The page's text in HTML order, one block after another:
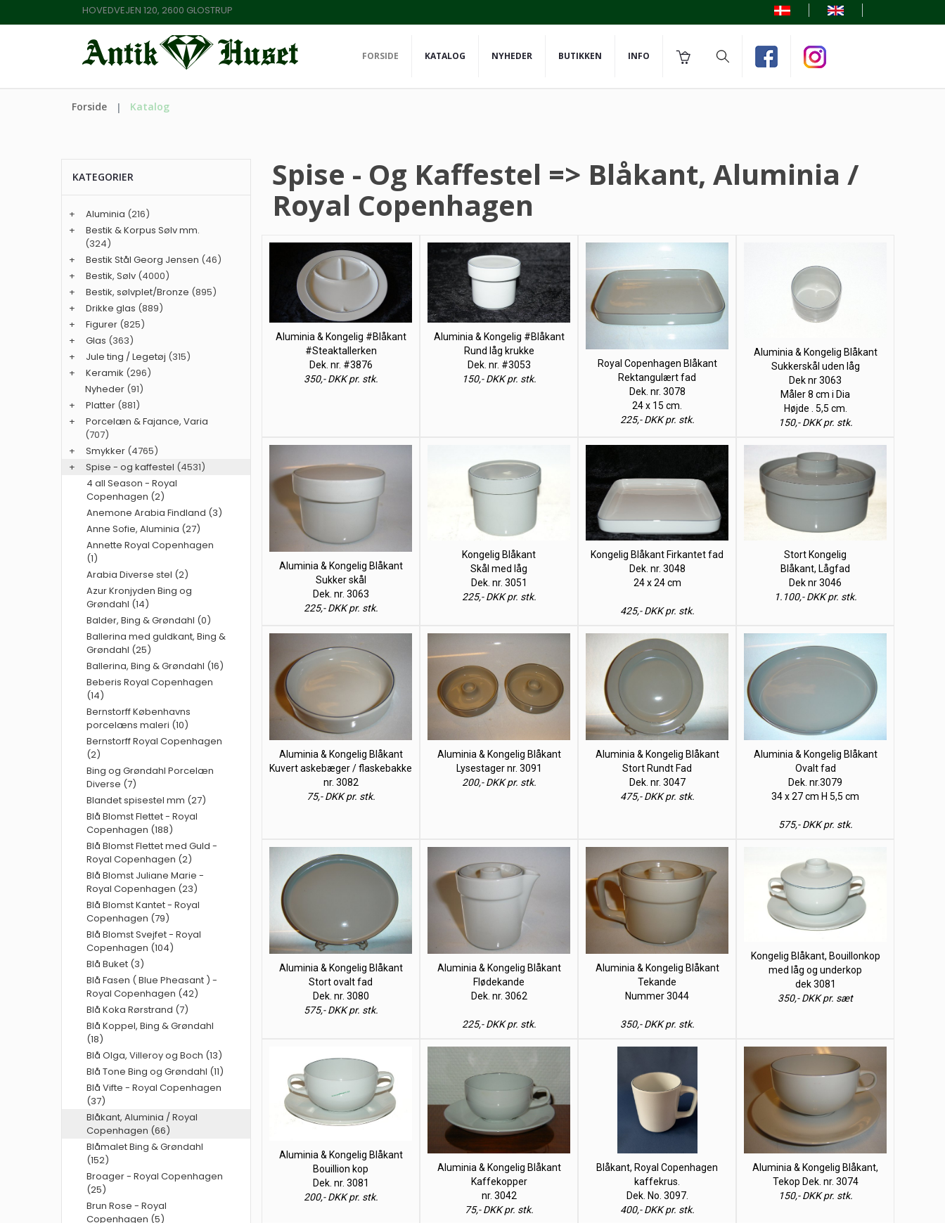
HOVEDVEJEN 120, 2600 GLOSTRUP
FORSIDE KATALOG NYHEDER BUTIKKEN INFO
Forside Katalog
Spise - Og Kaffestel => Blåkant, Aluminia /
Royal Copenhagen
Aluminia & Kongelig #Blåkant
#Steaktallerken
Dek. nr. #3876
350,- DKK pr. stk.
Aluminia & Kongelig #Blåkant
Rund låg krukke
Dek. nr. #3053
150,- DKK pr. stk.
Royal Copenhagen Blåkant
Rektangulært fad
Dek. nr. 3078
24 x 15 cm.
225,- DKK pr. stk.
Aluminia & Kongelig Blåkant
Sukkerskål uden låg
Dek nr 3063
Måler 8 cm i Dia
Højde . 5,5 cm.
150,- DKK pr. stk.
Aluminia & Kongelig Blåkant
Sukker skål
Dek. nr. 3063
225,- DKK pr. stk.
Kongelig Blåkant
Skål med låg
Dek. nr. 3051
225,- DKK pr. stk.
Kongelig Blåkant Firkantet fad
Dek. nr. 3048
24 x 24 cm
425,- DKK pr. stk.
Stort Kongelig
Blåkant, Lågfad
Dek nr 3046
1.100,- DKK pr. stk.
Aluminia & Kongelig Blåkant
Kuvert askebæger / flaskebakke
nr. 3082
75,- DKK pr. stk.
Aluminia & Kongelig Blåkant
Lysestager nr. 3091
200,- DKK pr. stk.
Aluminia & Kongelig Blåkant
Stort Rundt Fad
Dek. nr. 3047
475,- DKK pr. stk.
Aluminia & Kongelig Blåkant
Ovalt fad
Dek. nr.3079
34 x 27 cm H 5,5 cm
575,- DKK pr. stk.
Aluminia & Kongelig Blåkant
Stort ovalt fad
Dek. nr. 3080
575,- DKK pr. stk.
Aluminia & Kongelig Blåkant
Flødekande
Dek. nr. 3062
225,- DKK pr. stk.
Aluminia & Kongelig Blåkant
Tekande
Nummer 3044
350,- DKK pr. stk.
Kongelig Blåkant, Bouillonkop
med låg og underkop
dek 3081
350,- DKK pr. sæt
Aluminia & Kongelig Blåkant
Bouillion kop
Dek. nr. 3081
200,- DKK pr. stk.
Aluminia & Kongelig Blåkant
Kaffekopper
nr. 3042
75,- DKK pr. stk.
Blåkant, Royal Copenhagen
kaffekrus.
Dek. No. 3097.
400,- DKK pr. stk.
Aluminia & Kongelig Blåkant,
Tekop Dek. nr. 3074
150,- DKK pr. stk.
KATEGORIER
+ Aluminia (216)
+
Bestik & Korpus Sølv mm.
(324)
+
Bestik Stål Georg Jensen (46)
+
Bestik, Sølv (4000)
+
Bestik, sølvplet/Bronze (895)
+
Drikke glas (889)
+
Figurer (825)
+
Glas (363)
+
Jule ting / Legetøj (315)
+
Keramik (296)
Nyheder (91)
+
Platter (881)
+
Porcelæn & Fajance, Varia
(707)
+
Smykker (4765)
+
Spise - og kaffestel (4531)
4 all Season - Royal
Copenhagen (2)
Anemone Arabia Findland (3)
Anne Sofie, Aluminia (27)
Annette Royal Copenhagen
(1)
Arabia Diverse stel (2)
Azur Kronjyden Bing og
Grøndahl (14)
Balder, Bing & Grøndahl (0)
Ballerina med guldkant, Bing &
Grøndahl (25)
Ballerina, Bing & Grøndahl (16)
Beberis Royal Copenhagen
(14)
Bernstorff Københavns
porcelæns maleri (10)
Bernstorff Royal Copenhagen
(2)
Bing og Grøndahl Porcelæn
Diverse (7)
Blandet spisestel mm (27)
Blå Blomst Flettet - Royal
Copenhagen (188)
Blå Blomst Flettet med Guld -
Royal Copenhagen (2)
Blå Blomst Juliane Marie -
Royal Copenhagen (23)
Blå Blomst Kantet - Royal
Copenhagen (79)
Blå Blomst Svejfet - Royal
Copenhagen (104)
Blå Buket (3)
Blå Fasen ( Blue Pheasant ) -
Royal Copenhagen (42)
Blå Koka Rørstrand (7)
Blå Koppel, Bing & Grøndahl
(18)
Blå Olga, Villeroy og Boch (13)
Blå Tone Bing og Grøndahl (11)
Blå Vifte - Royal Copenhagen
(37)
Blåkant, Aluminia / Royal
Copenhagen (66)
Blåmalet Bing & Grøndahl
(152)
Broager - Royal Copenhagen
(25)
Brun Rose - Royal
Copenhagen (5)